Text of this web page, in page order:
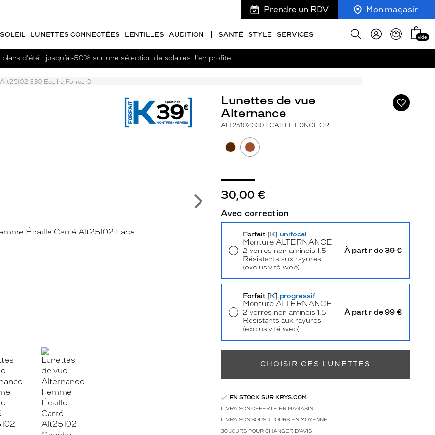
Prendre un RDV Mon magasin
LUNETTES CONNECTÉES LENTILLES AUDITION SANTÉ STYLE SERVICES
Afficher
Mon
panier
vide
plans d'été : jusqu’à -50% sur une sélection de solaires J'en profite !
Alt25102 330 Ecaille Fonce Cr
Ajouter
à
Suivant
Lunettes de vue
Alternance
ALT25102 330 ECAILLE FONCE CR
30,00 €
Avec correction
Forfait [K] unifocal
Monture ALTERNANCE
2 verres non amincis 1.5
Résistants aux rayures
(exclusivité web)
À partir de 39 €
Retrait en magasin Offert
Forfait [K] progressif
Monture ALTERNANCE
2 verres non amincis 1.5
Résistants aux rayures
(exclusivité web)
À partir de 99 €
CHOISIR CES LUNETTES
EN STOCK SUR KRYS.COM
LIVRAISON OFFERTE EN MAGASIN
LIVRAISON SOUS 4 JOURS EN MOYENNE
30 JOURS POUR CHANGER D'AVIS